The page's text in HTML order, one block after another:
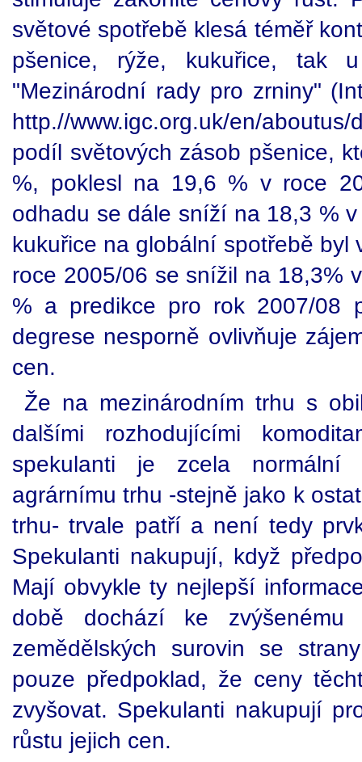
světové spotřebě klesá téměř
pšenice, rýže, kukuřice, tak
"Mezinárodní rady pro zrniny"
http.//www.igc.org.uk/en/
podíl světových zásob pšenice,
%, poklesl na 19,6 % v roce
odhadu se dále sníží na 18,3 %
kukuřice na globální spotřebě byl
roce 2005/06 se snížil na 18,3%
% a predikce pro rok 2007/08
degrese nesporně ovlivňuje
cen.
Že na mezinárodním trhu s
dalšími rozhodujícími
spekulanti je zcela
agrárnímu trhu -stejně jako k
trhu- trvale patří a není tedy
Spekulanti nakupují, když
Mají obvykle ty nejlepší
době dochází ke zvýšenému
zemědělských surovin se
pouze předpoklad, že ceny
zvyšovat. Spekulanti nakupují
růstu jejich cen.